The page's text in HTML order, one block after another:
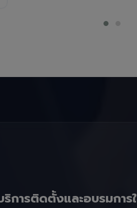
ริการติดตั้งและอบรมการ